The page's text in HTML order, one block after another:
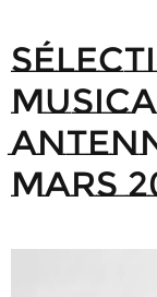
mars